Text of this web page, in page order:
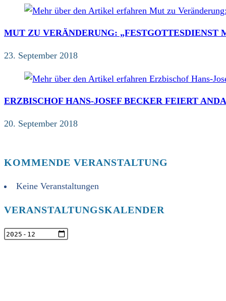
MUT ZU VERÄNDERUNG: „FESTGOTTESDIENST
23. September 2018
ERZBISCHOF HANS-JOSEF BECKER FEIERT
20. September 2018
KOMMENDE VERANSTALTUNG
Keine Veranstaltungen
VERANSTALTUNGSKALENDER